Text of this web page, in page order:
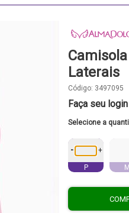
Laterais
Código: 3497095
Faça seu
Selecione a
- +
P M